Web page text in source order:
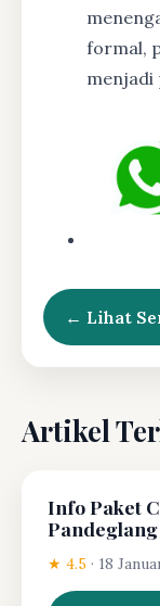
formal,
menjadi
← Lihat
Artikel
Info Paket
Pandeglang
★ 4.5 · 18